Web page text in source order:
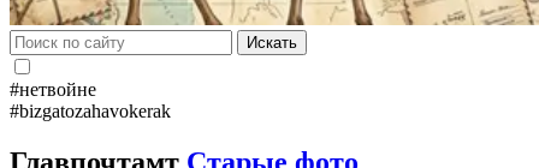
Искать
#нетвойне
#bizgatozahavokerak